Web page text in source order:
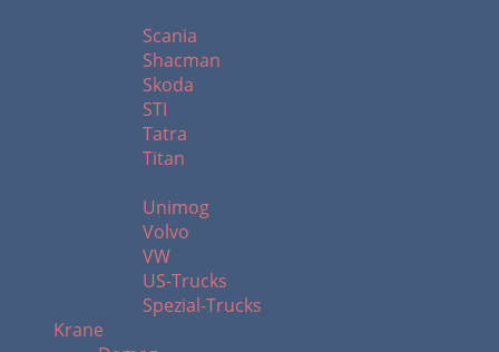
Scania
Shacman
Skoda
STI
Tatra
Titan
Unimog
Volvo
VW
US-Trucks
Spezial-Trucks
Krane